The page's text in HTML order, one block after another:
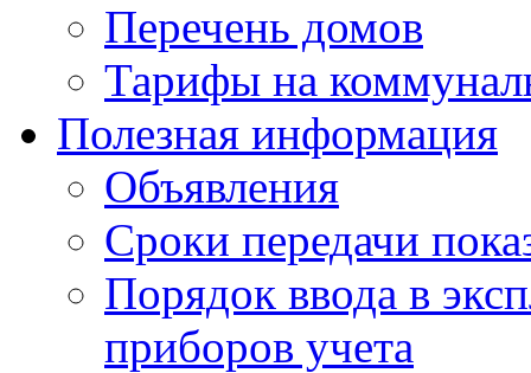
Перечень домов
Тарифы на
Полезная информация
Объявления
Сроки передачи
Порядок ввода в
приборов учета